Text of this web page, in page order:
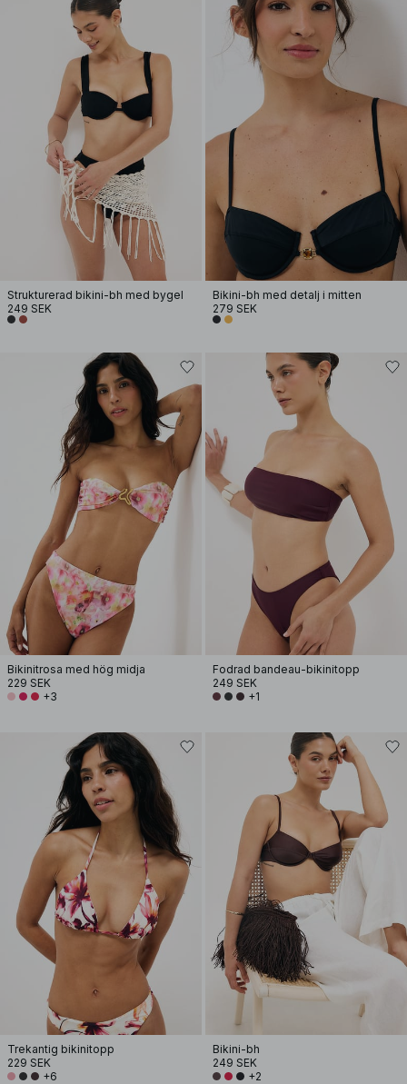
Strukturerad bikini-bh med bygel
249 SEK
Bikini-bh med detalj i mitten
279 SEK
Bikinitrosa med hög midja
229 SEK
+3
Fodrad bandeau-bikinitopp
249 SEK
+1
Trekantig bikinitopp
229 SEK
+6
Bikini-bh
249 SEK
+2